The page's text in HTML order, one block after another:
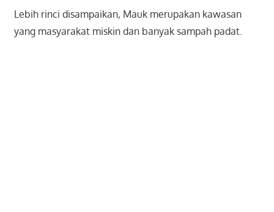
Lebih rinci disampaikan, Mauk merupakan kawasan
yang masyarakat miskin dan banyak sampah padat.